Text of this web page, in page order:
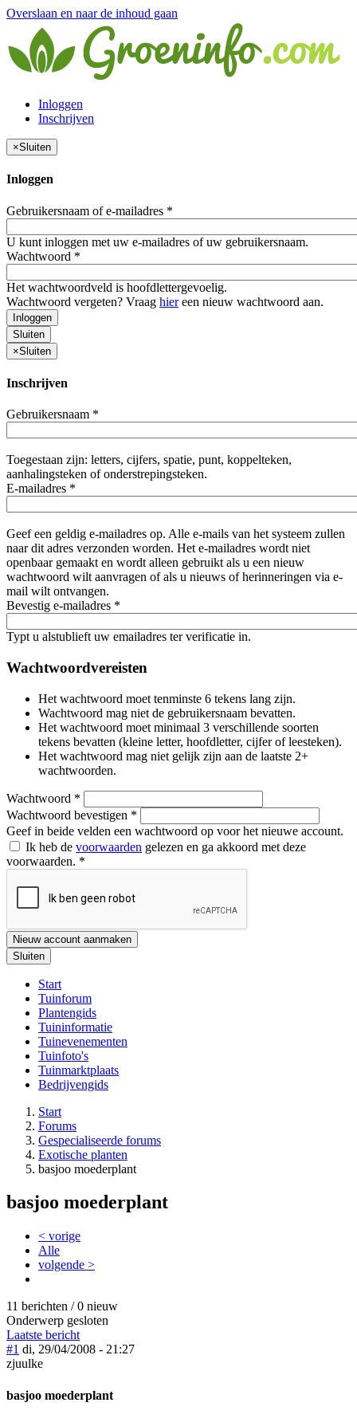
Overslaan en naar de inhoud gaan
Inloggen
Inschrijven
×Sluiten
Inloggen
Gebruikersnaam of e-mailadres *
U kunt inloggen met uw e-mailadres of uw gebruikersnaam.
Wachtwoord *
Het wachtwoordveld is hoofdlettergevoelig.
Wachtwoord vergeten? Vraag hiereen nieuw wachtwoord aan.
Inloggen
Sluiten
×Sluiten
Inschrijven
Gebruikersnaam *
Toegestaan zijn: letters, cijfers, spatie, punt, koppelteken,
aanhalingsteken of onderstrepingsteken.
E-mailadres *
Geef een geldig e-mailadres op. Alle e-mails van het systeem zullen
naar dit adres verzonden worden. Het e-mailadres wordt niet
openbaar gemaakt en wordt alleen gebruikt als u een nieuw
wachtwoord wilt aanvragen of als u nieuws of herinneringen via e-
mail wilt ontvangen.
Bevestig e-mailadres *
Typt u alstublieft uw emailadres ter verificatie in.
Wachtwoordvereisten
Het wachtwoord moet tenminste 6 tekens lang zijn.
Wachtwoord mag niet de gebruikersnaam bevatten.
Het wachtwoord moet minimaal 3 verschillende soorten
tekens bevatten (kleine letter, hoofdletter, cijfer of leesteken).
Het wachtwoord mag niet gelijk zijn aan de laatste 2+
wachtwoorden.
Wachtwoord *
Wachtwoord bevestigen *
Geef in beide velden een wachtwoord op voor het nieuwe account.
Ik heb de voorwaarden gelezen en ga akkoord met deze
voorwaarden. *
Nieuw account aanmaken
Sluiten
Start
Tuinforum
Plantengids
Tuininformatie
Tuinevenementen
Tuinfoto's
Tuinmarktplaats
Bedrijvengids
Start
Forums
Gespecialiseerde forums
Exotische planten
basjoo moederplant
basjoo moederplant
< vorige
Alle
volgende >
11 berichten / 0 nieuw
Onderwerp gesloten
Laatste bericht
#1 di, 29/04/2008 - 21:27
zjuulke
basjoo moederplant